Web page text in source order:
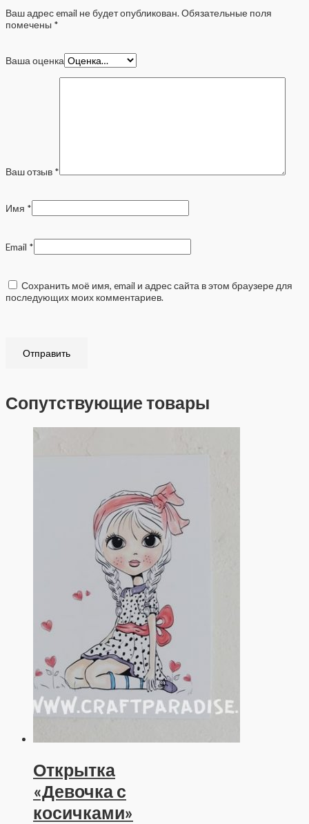
Ваш адрес email не будет опубликован. Обязательные поля
помечены *
Ваша оценка
Ваш отзыв *
Имя *
Email *
Сохранить моё имя, email и адрес сайта в этом браузере для
последующих моих комментариев.
Сопутствующие товары
Открытка
«Девочка с
косичками»